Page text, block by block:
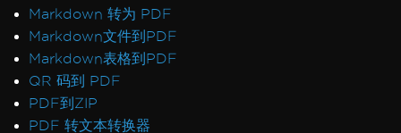
Markdown 转为 PDF
Markdown文件到PDF
Markdown表格到PDF
QR 码到 PDF
PDF到ZIP
PDF 转文本转换器